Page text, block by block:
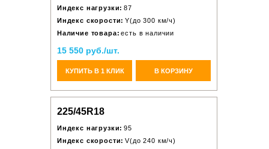
Индекс нагрузки: 87
Индекс скорости: Y(до 300 км/ч)
Наличие товара: есть в наличии
15 550 руб./шт.
КУПИТЬ В 1 КЛИК В КОРЗИНУ
225/45R18
Индекс нагрузки: 95
Индекс скорости: V(до 240 км/ч)